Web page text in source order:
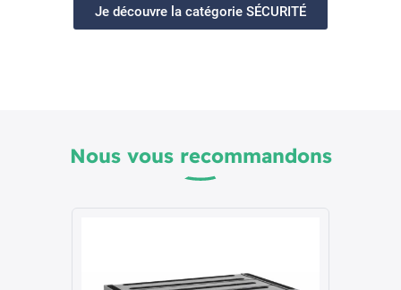
Je découvre la catégorie SÉCURITÉ
Nous vous recommandons